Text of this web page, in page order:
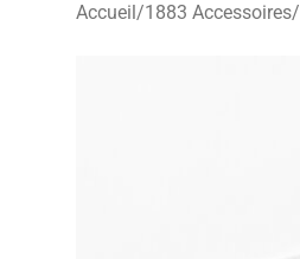
Accueil/1883 Accessoires/